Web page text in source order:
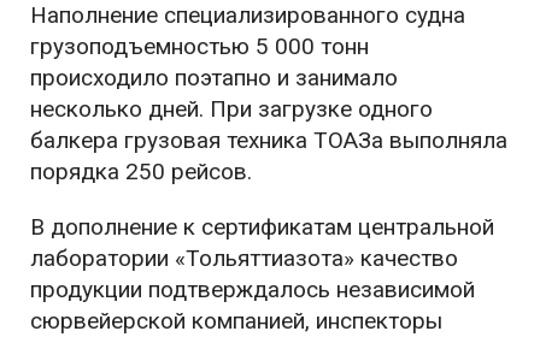
Наполнение специализированного судна
грузоподъемностью 5 000 тонн
происходило поэтапно и занимало
несколько дней. При загрузке одного
балкера грузовая техника ТОАЗа выполняла
порядка 250 рейсов.
В дополнение к сертификатам центральной
лаборатории «Тольяттиазота» качество
продукции подтверждалось независимой
сюрвейерской компанией, инспекторы